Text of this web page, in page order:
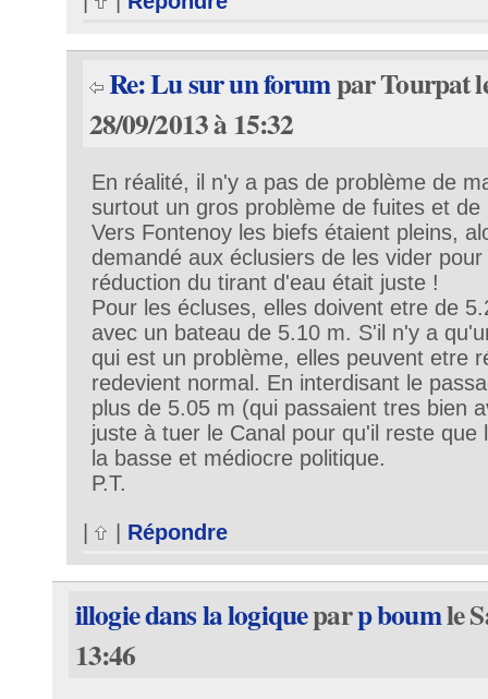
Re: Lu sur un forumpar Tourpat
28/09/2013 à 15:32
En réalité, il n'y a pas de problème de
surtout un gros problème de fuites et de
Vers Fontenoy les biefs étaient pleins,
demandé aux éclusiers de les vider
réduction du tirant d'eau était juste !
Pour les écluses, elles doivent etre de
avec un bateau de 5.10 m. S'il n'y a
qui est un problème, elles peuvent etre
redevient normal. En interdisant le
plus de 5.05 m (qui passaient tres bien
juste à tuer le Canal pour qu'il reste que
la basse et médiocre politique.
P.T.
Répondre
illogie dans la logiqueparp boumle
13:46